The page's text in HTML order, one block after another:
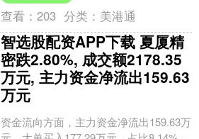
查看：203 分类： 美港通
智选股配资APP下载 夏厦精
密跌2.80%, 成交额2178.35
万元, 主力资金净流出159.63
万元
资金流向方面，主力资金净流出159.63万